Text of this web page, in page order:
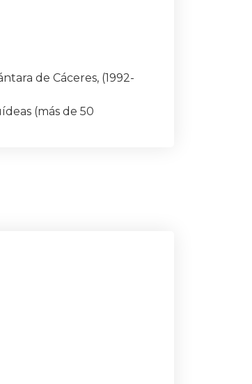
de Cáceres, (1992-
(más de 50